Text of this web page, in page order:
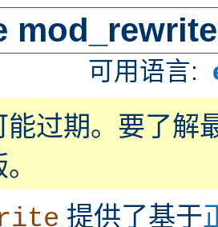
mod_rewrite
可用语言:
能过期。要了解
提供了基于